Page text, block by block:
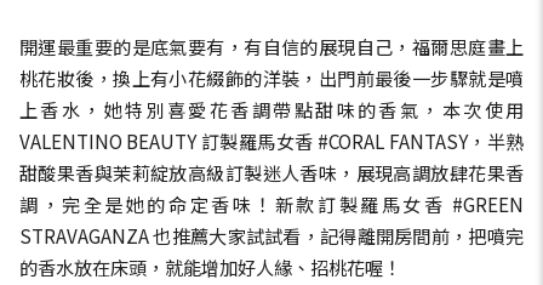
開運最重要的是底氣要有，有自信的展現自己，福爾思庭畫上
桃花妝後，換上有小花綴飾的洋裝，出門前最後一步驟就是噴
上香水，她特別喜愛花香調帶點甜味的香氣，本次使用
VALENTINO BEAUTY 訂製羅馬女香 #CORAL FANTASY，半熟
甜酸果香與茉莉綻放高級訂製迷人香味，展現高調放肆花果香
調，完全是她的命定香味！新款訂製羅馬女香 #GREEN
STRAVAGANZA 也推薦大家試試看，記得離開房間前，把噴完
的香水放在床頭，就能增加好人緣、招桃花喔！